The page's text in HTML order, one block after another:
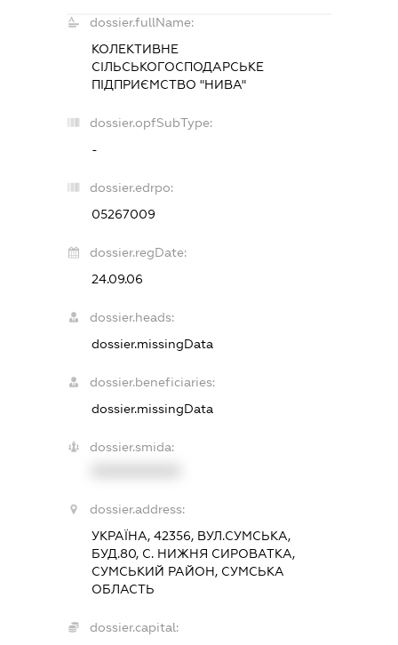
dossier.fullName:
КОЛЕКТИВНЕ
СІЛЬСЬКОГОСПОДАРСЬКЕ
ПІДПРИЄМСТВО "НИВА"
dossier.opfSubType:
-
dossier.edrpo:
05267009
dossier.regDate:
24.09.06
dossier.heads:
dossier.missingData
dossier.beneficiaries:
dossier.missingData
dossier.smida:
dossier.address:
УКРАЇНА, 42356, ВУЛ.СУМСЬКА,
БУД.80, С. НИЖНЯ СИРОВАТКА,
СУМСЬКИЙ РАЙОН, СУМСЬКА
ОБЛАСТЬ
dossier.capital: